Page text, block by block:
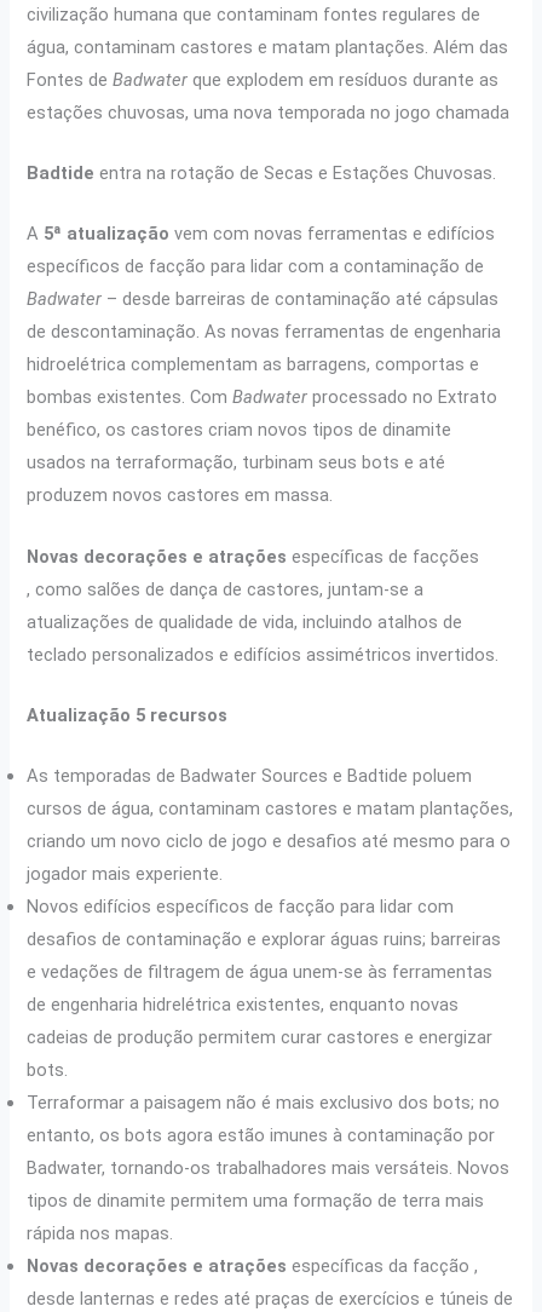
civilização humana que contaminam fontes regulares de
água, contaminam castores e matam plantações. Além das
Fontes deBadwaterque explodem em resíduos durante as
estações chuvosas, uma nova temporada no jogo chamada
Badtide entra na rotação de Secas e Estações Chuvosas.
A 5ª atualização vem com novas ferramentas e edifícios
específicos de facção para lidar com a contaminação de
Badwater – desde barreiras de contaminação até cápsulas
de descontaminação. As novas ferramentas de engenharia
hidroelétrica complementam as barragens, comportas e
bombas existentes. ComBadwaterprocessado no Extrato
benéfico, os castores criam novos tipos de dinamite
usados ​​na terraformação, turbinam seus bots e até
produzem novos castores em massa.
Novas decorações e atrações específicas de facções
, como salões de dança de castores, juntam-se a
atualizações de qualidade de vida, incluindo atalhos de
teclado personalizados e edifícios assimétricos invertidos.
Atualização 5 recursos
As temporadas de Badwater Sources e Badtide poluem
cursos de água, contaminam castores e matam plantações,
criando um novo ciclo de jogo e desafios até mesmo para o
jogador mais experiente.
Novos edifícios específicos de facção para lidar com
desafios de contaminação e explorar águas ruins; barreiras
e vedações de filtragem de água unem-se às ferramentas
de engenharia hidrelétrica existentes, enquanto novas
cadeias de produção permitem curar castores e energizar
bots.
Terraformar a paisagem não é mais exclusivo dos bots; no
entanto, os bots agora estão imunes à contaminação por
Badwater, tornando-os trabalhadores mais versáteis. Novos
tipos de dinamite permitem uma formação de terra mais
rápida nos mapas.
Novas decorações e atrações específicas da facção ,
desde lanternas e redes até praças de exercícios e túneis de